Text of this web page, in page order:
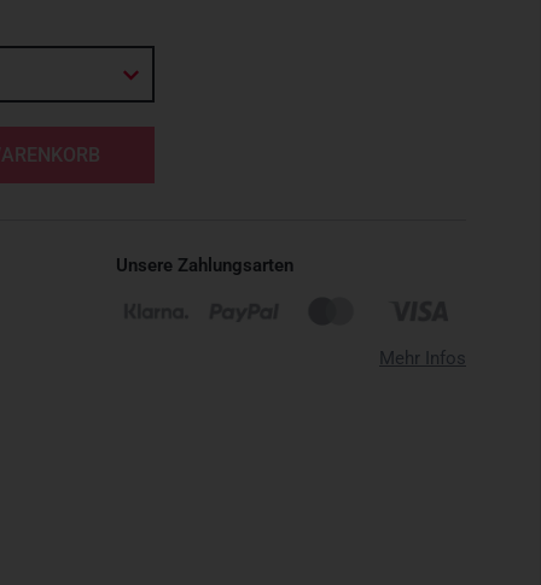
Unsere Zahlungsarten
Mehr Infos